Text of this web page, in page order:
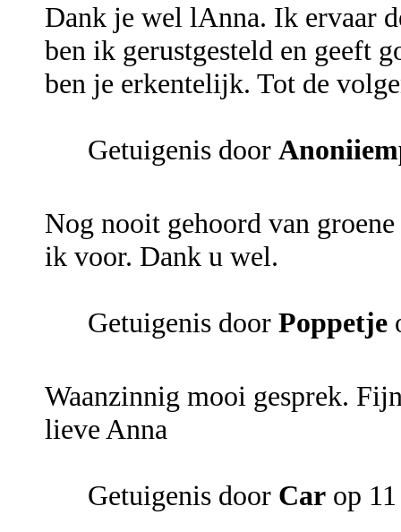
Dank je wel lAnna. Ik ervaar
ben ik gerustgesteld en geeft
ben je erkentelijk. Tot de
Getuigenis door
Nog nooit gehoord van
ik voor. Dank u wel.
Getuigenis door Poppetje
Waanzinnig mooi gesprek.
lieve Anna
Getuigenis door Car op